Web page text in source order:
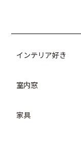
インテリア好き
室内窓
家具